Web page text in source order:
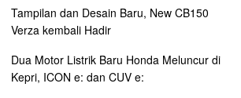
Tampilan dan Desain Baru, New CB150
Verza kembali Hadir
Dua Motor Listrik Baru Honda Meluncur di
Kepri, ICON e: dan CUV e: